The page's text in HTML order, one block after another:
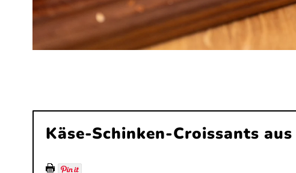
Käse-Schinken-Croissants